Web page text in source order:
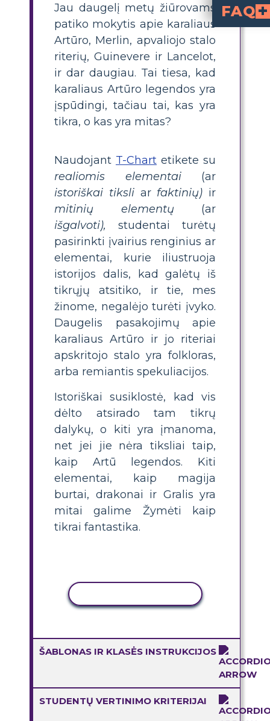
Jau daugelį metų žiūrovams
patiko mokytis apie karaliaus
Artūro, Merlin, apvaliojo stalo
riterių, Guinevere ir Lancelot,
ir dar daugiau. Tai tiesa, kad
karaliaus Artūro legendos yra
įspūdingi, tačiau tai, kas yra
tikra, o kas yra mitas?
Naudojant T-Chart etikete su
realiomis elementai(ar
istoriškai tiksliar faktinių) ir
mitinių elementų (ar
išgalvoti), studentai turėtų
pasirinkti įvairius renginius ar
elementai, kurie iliustruoja
istorijos dalis, kad galėtų iš
tikrųjų atsitiko, ir tie, mes
žinome, negalėjo turėti įvyko.
Daugelis pasakojimų apie
karaliaus Artūro ir jo riteriai
apskritojo stalo yra folkloras,
arba remiantis spekuliacijos.
Istoriškai susiklostė, kad vis
dėlto atsirado tam tikrų
dalykų, o kiti yra įmanoma,
net jei jie nėra tiksliai taip,
kaip Artū legendos. Kiti
elementai, kaip magija
burtai, drakonai ir Gralis yra
mitai galime Žymėti kaip
tikrai fantastika.
ŠABLONAS IR KLASĖS INSTRUKCIJOS
STUDENTŲ VERTINIMO KRITERIJAI
FAQ